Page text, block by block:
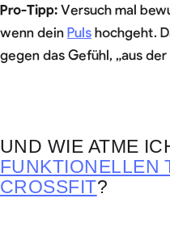
Pro-Tipp: Versuch mal
wenn dein Puls hochgeht.
gegen das Gefühl, „aus der
UND WIE ATME
FUNKTIONELLEN
CROSSFIT?